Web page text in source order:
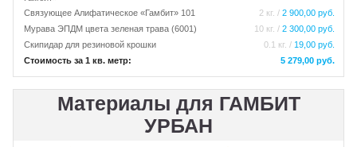
Связующее Алифатическое «Гамбит» 101 2 кг. / 2 900,00 руб.
Мурава ЭПДМ цвета зеленая трава (6001)
10 кг. / 2 300,00 руб.
Скипидар для резиновой крошки
0.1 кг. / 19,00 руб.
Стоимость за 1 кв. метр:
5 279,00 руб.
Материалы для ГАМБИТ
УРБАН